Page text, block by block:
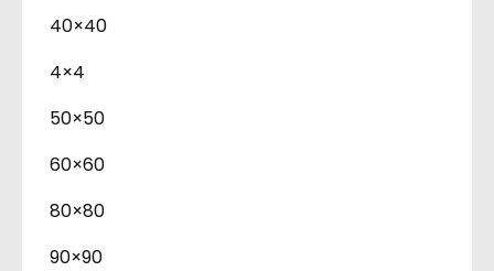
40×40
4×4
50×50
60×60
80×80
90×90